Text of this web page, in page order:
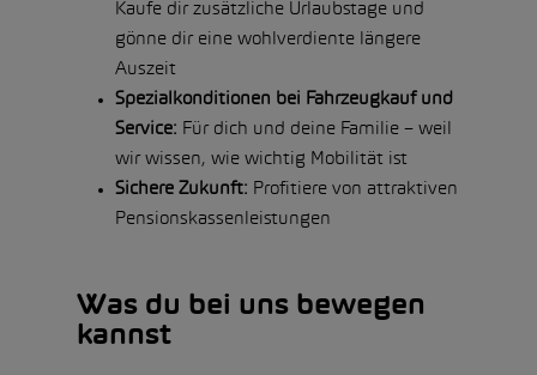
Kaufe dir zusätzliche Urlaubstage und
gönne dir eine wohlverdiente längere
Auszeit
Spezialkonditionen bei Fahrzeugkauf und
Service: Für dich und deine Familie – weil
wir wissen, wie wichtig Mobilität ist
Sichere Zukunft: Profitiere von attraktiven
Pensionskassenleistungen
Was du bei uns bewegen
kannst